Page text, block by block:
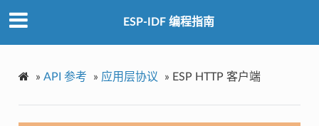
ESP-IDF 编程指南
» API 参考 » 应用层协议 » ESP HTTP 客户端